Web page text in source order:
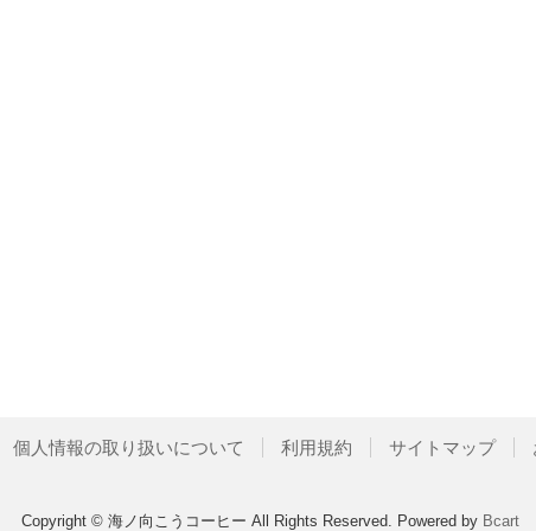
個人情報の取り扱いについて 利用規約 サイトマップ
Copyright © 海ノ向こうコーヒー All Rights Reserved. Powered by Bcart